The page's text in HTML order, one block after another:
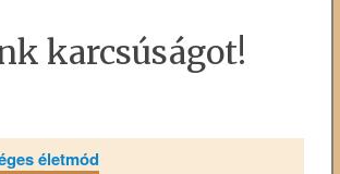
karcsúságot!
életmód